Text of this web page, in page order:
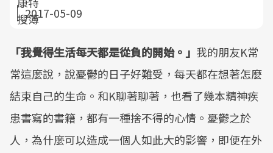
2017-05-09
「我覺得生活每天都是從負的開始。」 我的朋友K常
常這麼說，說憂鬱的日子好難受，每天都在想著怎麼
結束自己的生命。和K聊著聊著，也看了幾本精神疾
患書寫的書籍，都有一種捨不得的心情。憂鬱之於
人，為什麼可以造成一個人如此大的影響，即便在外